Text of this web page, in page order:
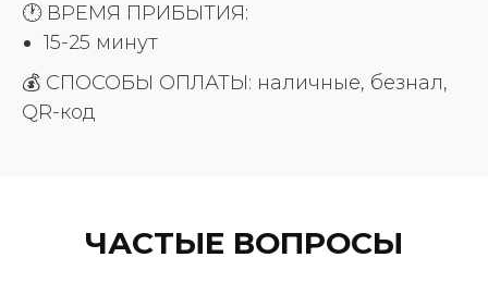
🕐 ВРЕМЯ ПРИБЫТИЯ:
15-25 минут
💰 СПОСОБЫ ОПЛАТЫ: наличные, безнал,
QR-код
ЧАСТЫЕ ВОПРОСЫ